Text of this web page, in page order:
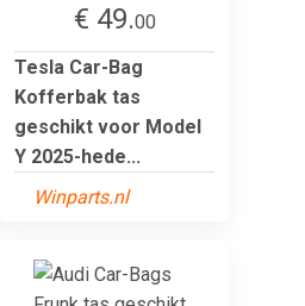
€ 49.00
Tesla Car-Bag
Kofferbak tas
geschikt voor Model
Y 2025-hede...
Winparts.nl